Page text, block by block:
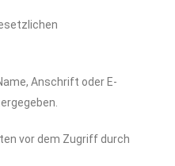
Anschrift oder E-
vor dem Zugriff durch